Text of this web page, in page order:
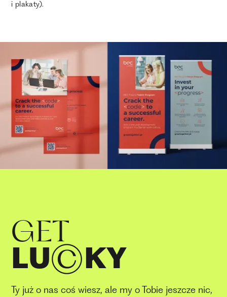
i plakaty).
GET
LU KY
Ty już o nas coś wiesz, ale my o Tobie jeszcze nic,